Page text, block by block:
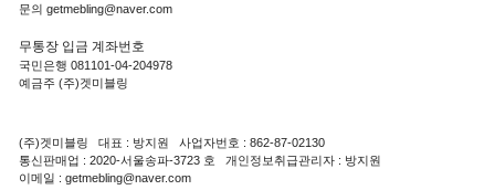
문의 getmebling@naver.com
무통장 입금 계좌번호
국민은행 081101-04-204978
예금주 (주)겟미블링
(주)겟미블링 대표 : 방지원 사업자번호 : 862-87-02130
통신판매업 : 2020-서울송파-3723 호 개인정보취급관리자 : 방지원
이메일 : getmebling@naver.com